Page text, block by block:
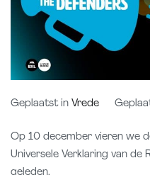
Geplaatst in Vrede
Op 10 december vieren we
Universele Verklaring van de
geleden.